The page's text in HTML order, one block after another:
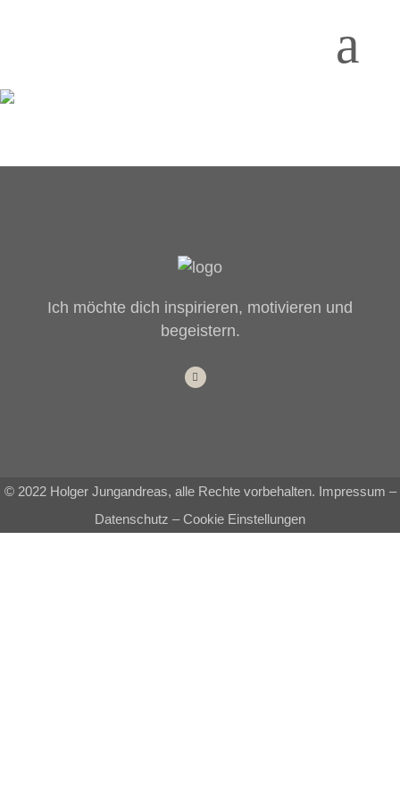
Ich möchte dich inspirieren, motivieren und
begeistern.
© 2022 Holger Jungandreas, alle Rechte vorbehalten. Impressum –
Datenschutz –Cookie Einstellungen